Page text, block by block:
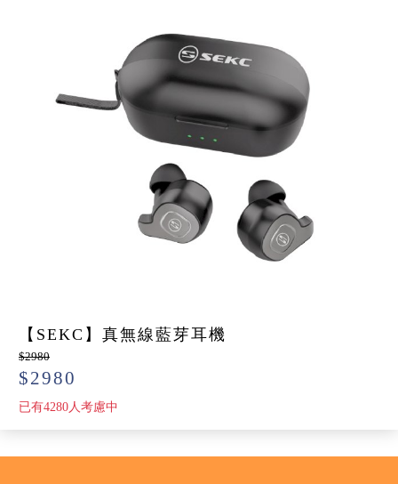
【SEKC】真無線藍芽耳機
$2980
$2980
已有4280人考慮中